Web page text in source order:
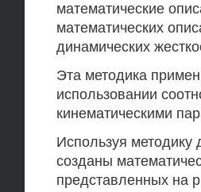
математические
математических
динамических
Эта методика
использовании
кинематическими
Используя методику
созданы
представленных на